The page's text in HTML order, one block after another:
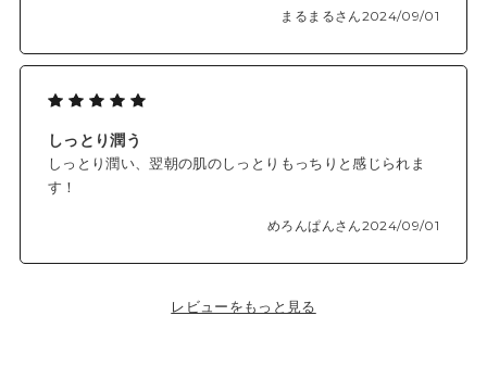
まるまるさん2024/09/01
しっとり潤う
しっとり潤い、翌朝の肌のしっとりもっちりと感じられま
す！
めろんぱんさん2024/09/01
レビューをもっと見る